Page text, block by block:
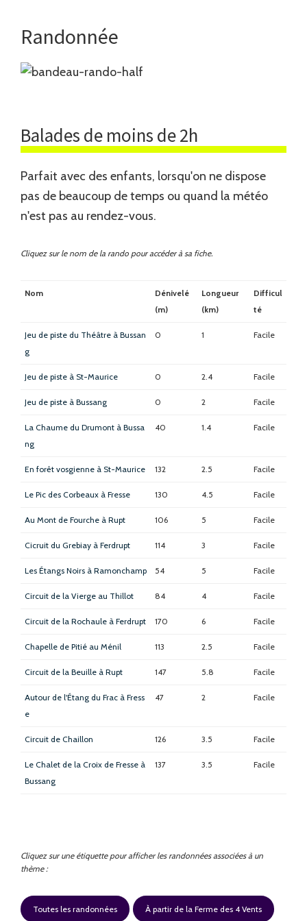
Randonnée
Balades de moins de 2h
Parfait avec des enfants, lorsqu'on ne dispose
pas de beaucoup de temps ou quand la météo
n'est pas au rendez-vous.
Cliquez sur le nom de la rando pour accéder à sa fiche.
Nom
Dénivelé
(m)
Longueur
(km)
Difficul
té
Jeu de piste du Théâtre à Bussan
g
0 1 Facile
Jeu de piste à St-Maurice 0 2.4 Facile
Jeu de piste à Bussang 0 2 Facile
La Chaume du Drumont à Bussa
ng
40 1.4 Facile
En forêt vosgienne à St-Maurice 132 2.5 Facile
Le Pic des Corbeaux à Fresse 130 4.5 Facile
Au Mont de Fourche à Rupt 106 5 Facile
Cicruit du Grebiay à Ferdrupt 114 3 Facile
Les Étangs Noirs à Ramonchamp 54 5 Facile
Circuit de la Vierge au Thillot 84 4 Facile
Circuit de la Rochaule à Ferdrupt 170 6 Facile
Chapelle de Pitié au Ménil 113 2.5 Facile
Circuit de la Beuille à Rupt 147 5.8 Facile
Autour de l'Étang du Frac à Fress
e
47 2 Facile
Circuit de Chaillon 126 3.5 Facile
Le Chalet de la Croix de Fresse à
Bussang
137 3.5 Facile
Cliquez sur une étiquette pour afficher les randonnées associées à un
thème :
Toutes les randonnées À partir de la Ferme des 4 Vents